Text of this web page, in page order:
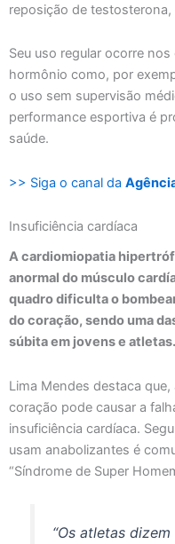
reposição de
Seu uso regular ocorre
hormônio como, por
o uso sem supervisão
performance esportiva é
saúde.
>> Siga o canal da
Insuficiência cardíaca
A cardiomiopatia
anormal do músculo
quadro dificulta o
do coração, sendo uma
súbita em jovens e atletas.
Lima Mendes destaca
coração pode causar a
insuficiência cardíaca.
usam anabolizantes é
“Síndrome de Super
“Os atletas